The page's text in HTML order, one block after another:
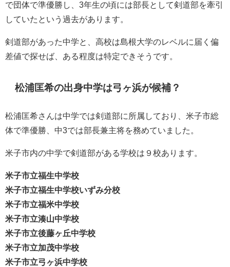
で団体で準優勝し、3年生の頃には部長として剣道部を牽引
していたという過去があります。
剣道部があった中学と、高校は島根大学のレベルに届く偏
差値で探せば、ある程度は特定できそうです。
松浦匡希の出身中学は弓ヶ浜が候補？
松浦匡希さんは中学では剣道部に所属しており、米子市総
体で準優勝、中3では部長兼主将を務めていました。
米子市内の中学で剣道部がある学校は９校あります。
米子市立福生中学校
米子市立福生中学校いずみ分校
米子市立福米中学校
米子市立湊山中学校
米子市立後藤ヶ丘中学校
米子市立加茂中学校
米子市立弓ヶ浜中学校